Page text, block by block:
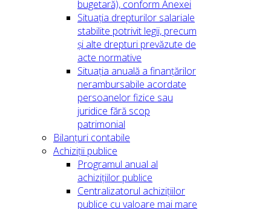
bugetară), conform Anexei
Situația drepturilor salariale
stabilite potrivit legii, precum
și alte drepturi prevăzute de
acte normative
Situația anuală a finanțărilor
nerambursabile acordate
persoanelor fizice sau
juridice fără scop
patrimonial
Bilanțuri contabile
Achiziții publice
Programul anual al
achizițiilor publice
Centralizatorul achizițiilor
publice cu valoare mai mare